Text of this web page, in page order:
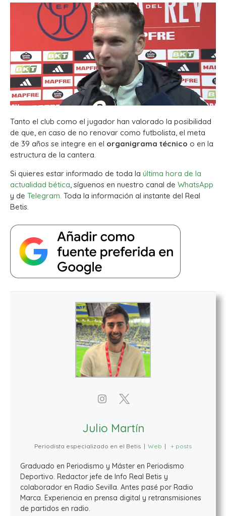
Tanto el club como el jugador han valorado la posibilidad
de que, en caso de no renovar como futbolista, el meta
de 39 años se integre en el organigrama técnico o en la
estructura de la cantera.
Si quieres estar informado de toda la última hora de la
actualidad bética , síguenos en nuestro canal de WhatsApp
y de Telegram. Toda la información al instante del Real
Betis.
Julio Martín
Periodista especializado en el Betis | Web | + posts
Graduado en Periodismo y Máster en Periodismo
Deportivo. Redactor jefe de Info Real Betis y
colaborador en Radio Sevilla. Antes pasé por Radio
Marca. Experiencia en prensa digital y retransmisiones
de partidos en radio.